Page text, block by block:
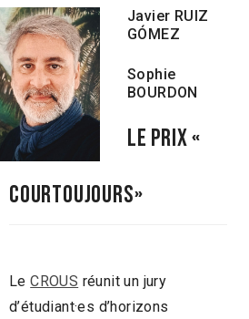
Javier RUIZ
GÓMEZ
Sophie
BOURDON
LE PRIX «
COURTOUJOURS»
LeCROUS réunit un jury
d’étudiant·es d’horizons